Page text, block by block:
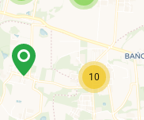
10